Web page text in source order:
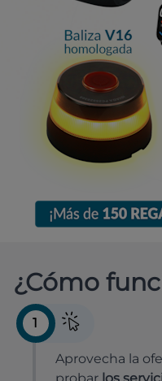
¿Cómo
1
Aprovecha la